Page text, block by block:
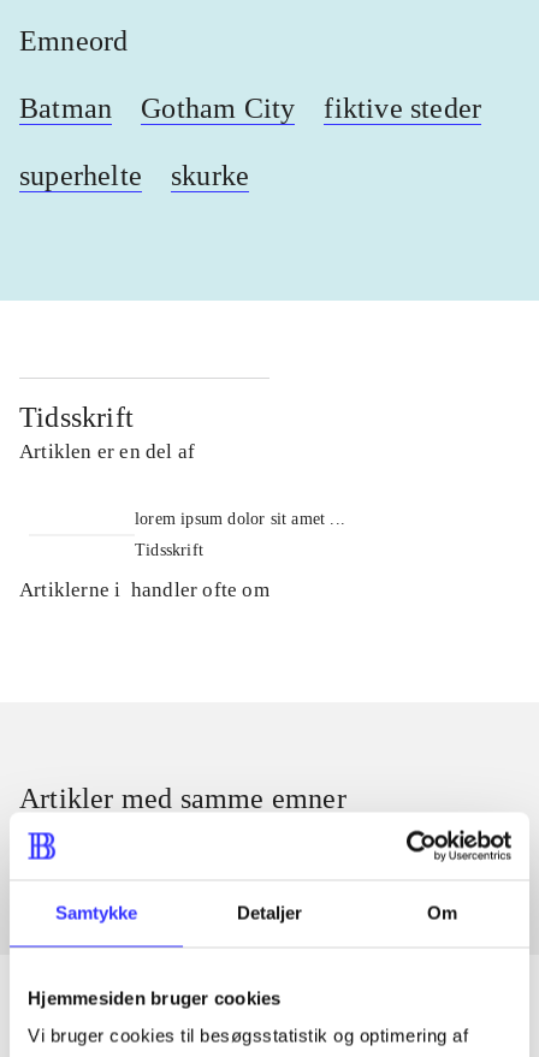
Samtykke Detaljer Om
Hjemmesiden bruger cookies
Vi bruger cookies til besøgsstatistik og optimering af
Emneord
Batman Gotham City fiktive steder
superhelte skurke
Tidsskrift
Artiklen er en del af
lorem ipsum dolor sit amet ...
Tidsskrift
Artiklerne i handler ofte om
Artikler med samme emner
Fra